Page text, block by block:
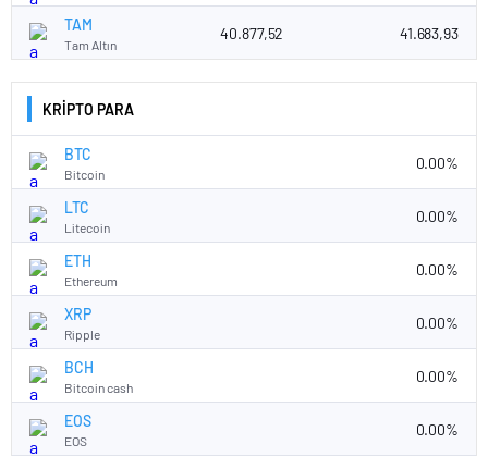
TAM
Tam Altın
40.877,52 41.683,93
KRİPTO PARA
BTC
Bitcoin
0.00%
LTC
Litecoin
0.00%
ETH
Ethereum
0.00%
XRP
Ripple
0.00%
BCH
Bitcoin cash
0.00%
EOS
EOS
0.00%